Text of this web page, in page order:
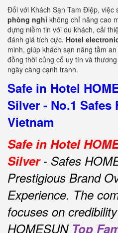
Đối với Khách Sạn Tam Điệp, việc
phòng nghỉ không chỉ nâng cao
dựng niềm tin với du khách, cải
đánh giá tích cực. Hotel
minh, giúp khách sạn nâng tầm
đồng thời củng cố uy tín và
ngày càng cạnh tranh.
Safe in Hotel
Silver - No.1 Safes
Vietnam
Safe in Hotel
Silver- Safes
Prestigious Brand
Experience. The
focuses on
HOMESUN Top